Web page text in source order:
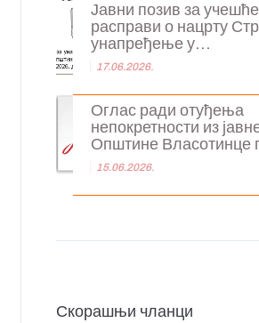
Јавни позив за учешће
расправи о нацрту
унапређење у...
17.06.2026.
Оглас ради отуђења
непокретности из
Општине Власотинце
15.06.2026.
Скорашњи чланци